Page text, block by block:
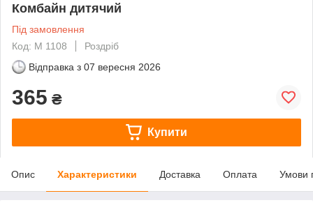
Комбайн дитячий
Під замовлення
Код: M 1108
Роздріб
Відправка з 07 вересня 2026
365 ₴
Купити
Опис Характеристики Доставка Оплата Умови